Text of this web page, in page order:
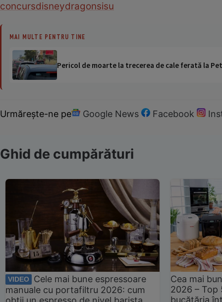
concursdisneydragonsisu
MAI MULTE PENTRU TINE
Pericol de moarte la trecerea de cale ferată la
Urmărește-ne pe Google News Facebook
Ghid de cumpărături
VIDEO
Cele mai bune espressoare
manuale cu portafiltru 2026: cum
Cea mai
2026 –
bucătăria